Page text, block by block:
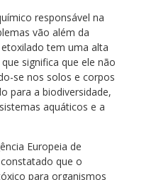
responsável na
vão além da
tem uma alta
significa que ele não
se nos solos e corpos
para a biodiversidade,
aquáticos e a
Europeia de
que o
para organismos